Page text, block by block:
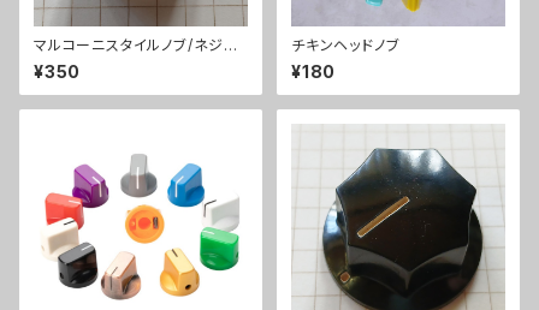
マルコーニスタイルノブ/ネジ固
定式
¥350
チキンヘッドノブ
¥180